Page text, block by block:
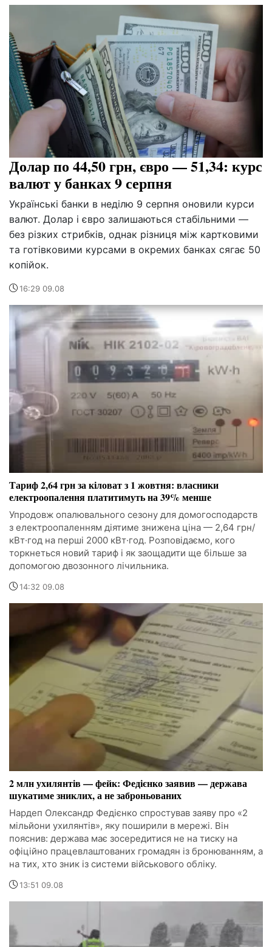
Долар по 44,50 грн, євро — 51,34: курс
валют у банках 9 серпня
Українські банки в неділю 9 серпня оновили курси
валют. Долар і євро залишаються стабільними —
без різких стрибків, однак різниця між картковими
та готівковими курсами в окремих банках сягає 50
копійок.
16:29 09.08
Тариф 2,64 грн за кіловат з 1 жовтня: власники
електроопалення платитимуть на 39% менше
Упродовж опалювального сезону для домогосподарств
з електроопаленням діятиме знижена ціна — 2,64 грн/
кВт·год на перші 2000 кВт·год. Розповідаємо, кого
торкнеться новий тариф і як заощадити ще більше за
допомогою двозонного лічильника.
14:32 09.08
2 млн ухилянтів — фейк: Федієнко заявив — держава
шукатиме зниклих, а не заброньованих
Нардеп Олександр Федієнко спростував заяву про «2
мільйони ухилянтів», яку поширили в мережі. Він
пояснив: держава має зосередитися не на тиску на
офіційно працевлаштованих громадян із бронюванням, а
на тих, хто зник із системи військового обліку.
13:51 09.08